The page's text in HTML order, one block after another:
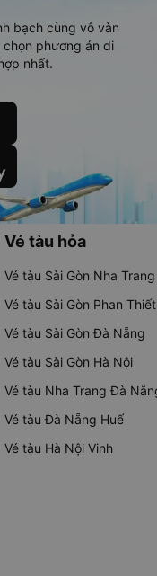
bạch cùng vô vàn
phương án di
nhất.
Vé tàu hỏa
Vé tàu Sài Gòn Nha Trang
Vé tàu Sài Gòn Phan Thiết
Vé tàu Sài Gòn Đà Nẵng
Vé tàu Sài Gòn Hà Nội
Vé tàu Nha Trang Đà
Vé tàu Đà Nẵng Huế
Vé tàu Hà Nội Vinh